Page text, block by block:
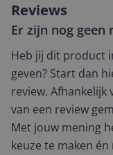
Reviews
Er zijn nog geen
Heb jij dit product
geven? Start dan
review.
van een review
Met jouw mening
keuze te maken